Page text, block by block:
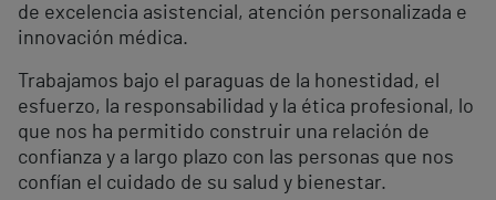
de excelencia asistencial, atención personalizada e
innovación médica.
Trabajamos bajo el paraguas de la honestidad, el
esfuerzo, la responsabilidad y la ética profesional, lo
que nos ha permitido construir una relación de
confianza y a largo plazo con las personas que nos
confían el cuidado de su salud y bienestar.